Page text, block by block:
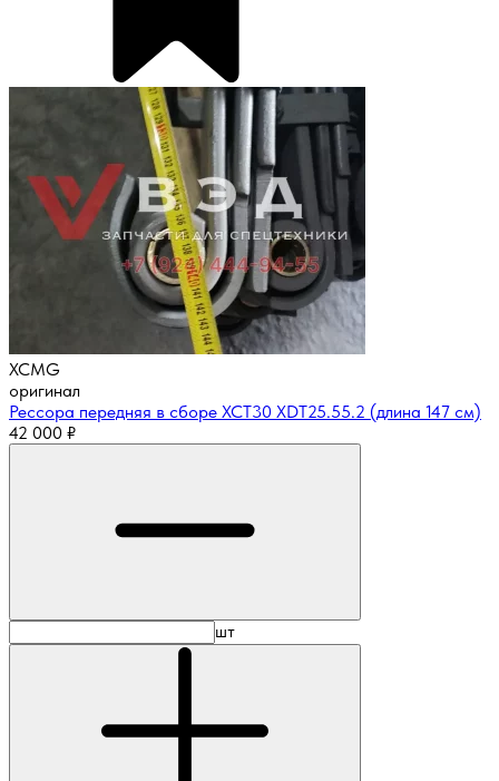
XCMG
оригинал
Рессора передняя в сборе XCT30 XDT25.55.2 (длина 147 см)
42 000 ₽
шт